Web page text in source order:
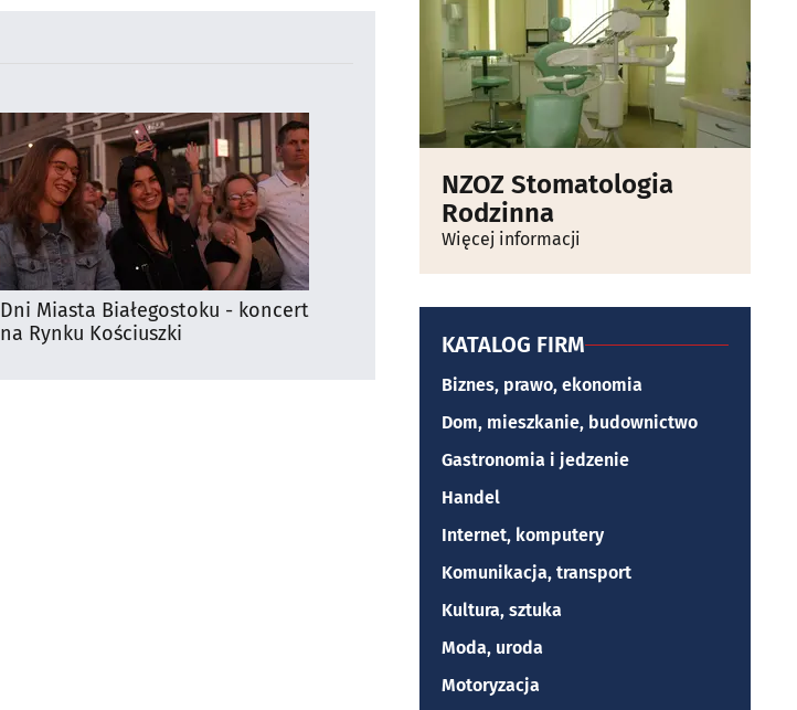
Dni Miasta Białegostoku - koncert
na Rynku Kościuszki
NZOZ Stomatologia
Rodzinna
Więcej informacji
KATALOG FIRM
Biznes, prawo, ekonomia
Dom, mieszkanie, budownictwo
Gastronomia i jedzenie
Handel
Internet, komputery
Komunikacja, transport
Kultura, sztuka
Moda, uroda
Motoryzacja